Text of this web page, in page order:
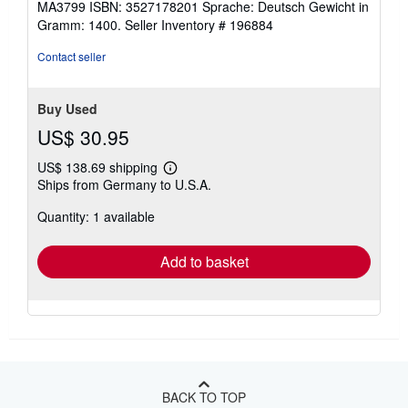
5
stars
MA3799 ISBN: 3527178201 Sprache: Deutsch Gewicht in
Gramm: 1400. Seller Inventory # 196884
Contact seller
Buy Used
US$ 30.95
US$ 138.69 shipping
Learn
more
Ships from Germany to U.S.A.
Quantity: 1 available
Add to basket
BACK TO TOP